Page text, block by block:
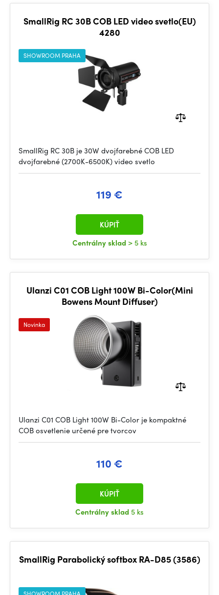
SmallRig RC 30B COB LED video svetlo(EU)
4280
SHOWROOM PRAHA
SmallRig RC 30B je 30W dvojfarebné COB LED
dvojfarebné (2700K-6500K) video svetlo
119 €
Centrálny sklad > 5 ks
KÚPIŤ
Ulanzi C01 COB Light 100W Bi-Color(Mini
Bowens Mount Diffuser)
Novinka
Ulanzi C01 COB Light 100W Bi-Color je kompaktné
COB osvetlenie určené pre tvorcov
110 €
Centrálny sklad 5 ks
KÚPIŤ
SmallRig Parabolický softbox RA-D85 (3586)